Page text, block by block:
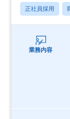
正社員採用
業務内容